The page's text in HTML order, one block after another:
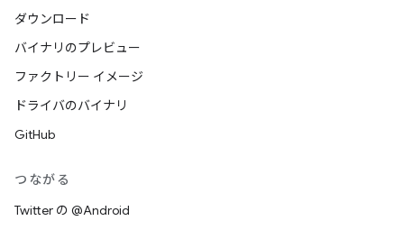
ダウンロード
バイナリのプレビュー
ファクトリー イメージ
ドライバのバイナリ
GitHub
つながる
Twitter の @Android